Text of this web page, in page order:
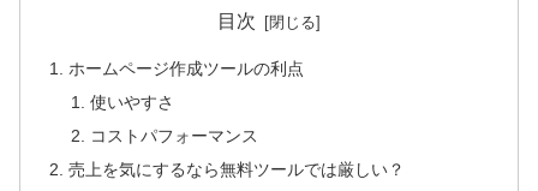
目次
ホームページ作成ツールの利点
使いやすさ
コストパフォーマンス
売上を気にするなら無料ツールでは厳しい？